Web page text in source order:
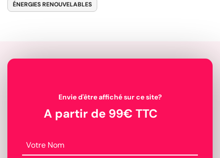
ÉNERGIES RENOUVELABLES
Envie d'être affiché sur ce site?
A partir de 99€ TTC